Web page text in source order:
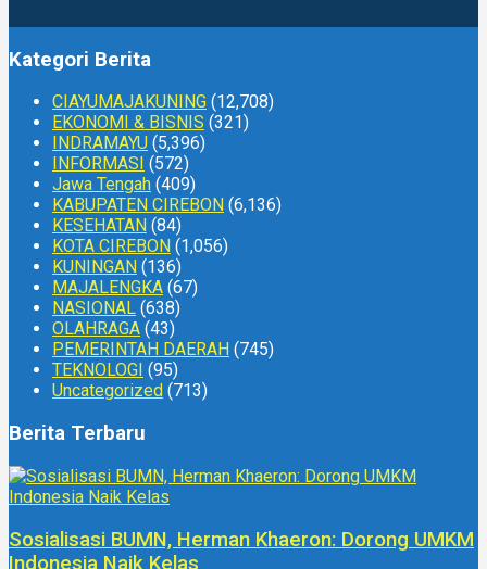
Kategori Berita
CIAYUMAJAKUNING (12,708)
EKONOMI & BISNIS (321)
INDRAMAYU (5,396)
INFORMASI (572)
Jawa Tengah (409)
KABUPATEN CIREBON (6,136)
KESEHATAN (84)
KOTA CIREBON (1,056)
KUNINGAN (136)
MAJALENGKA (67)
NASIONAL (638)
OLAHRAGA (43)
PEMERINTAH DAERAH (745)
TEKNOLOGI (95)
Uncategorized (713)
Berita Terbaru
Sosialisasi BUMN, Herman Khaeron: Dorong UMKM
Indonesia Naik Kelas